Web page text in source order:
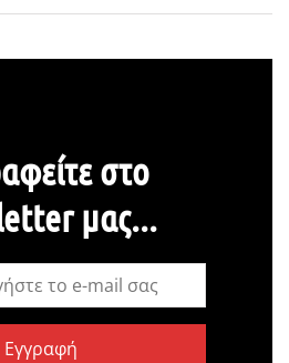
στο
μας...
Εγγραφή